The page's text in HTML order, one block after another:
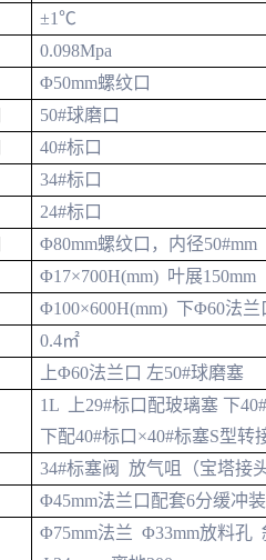
±1℃
0.098Mpa
Φ50mm螺纹口
50#球磨口
40#标口
34#标口
24#标口
Φ80mm螺纹口，内径50#mm
Φ17×700H(mm) 叶展150mm
Φ100×600H(mm) 下Φ60法兰
0.4㎡
上Φ60法兰口 左50#球磨塞
1L 上29#标口配玻璃塞 下
下配40#标口 ×40#标塞S型转
34#标塞阀 放气咀（宝塔接
Φ45mm法兰口配套6分缓冲
Φ75mm法兰 Φ33mm放料孔